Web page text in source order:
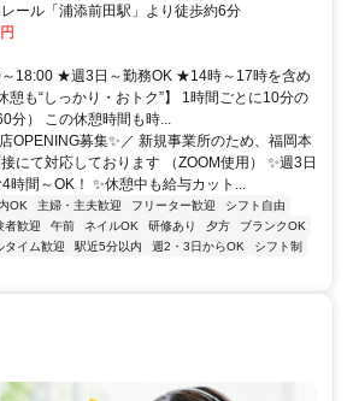
ール「浦添前田駅」より徒歩約6分
18:00 ★週3日～勤務OK ★14時～17時を含め
憩も“しっかり・おトク”】 1時間ごとに10分の
分） この休憩時間も時...
OPENING募集✨／ 新規事業所のため、福岡本
にて対応しております （ZOOM使用） ✨週3日
時間～OK！ ✨休憩中も給与カット...
OK 主婦・主夫歓迎 フリーター歓迎
シフト自由
者歓迎 午前 ネイルOK 研修あり 夕方
ブランクOK
タイム歓迎 駅近5分以内 週2・3日からOK
シフト制